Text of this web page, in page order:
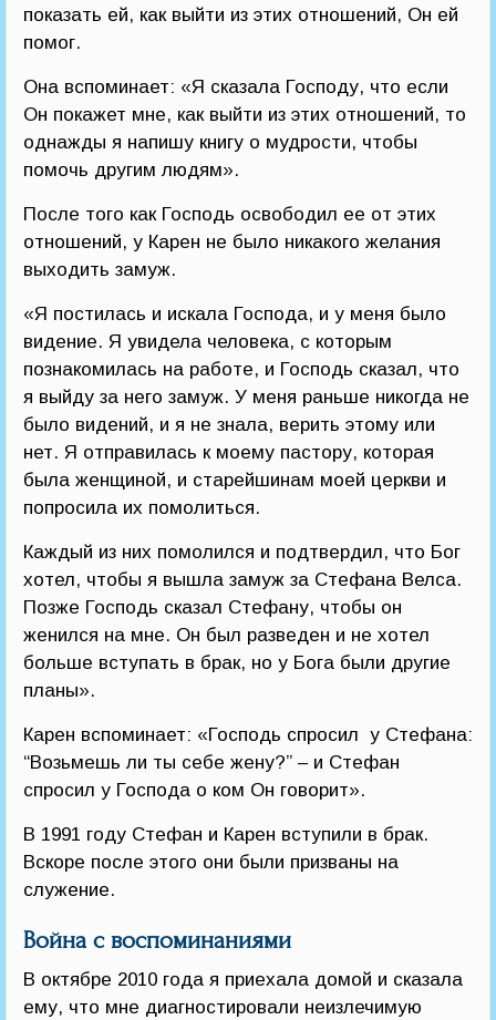
показать ей, как выйти из этих отношений, Он ей
помог.
Она вспоминает: «Я сказала Господу, что если
Он покажет мне, как выйти из этих отношений, то
однажды я напишу книгу о мудрости, чтобы
помочь другим людям».
После того как Господь освободил ее от этих
отношений, у Карен не было никакого желания
выходить замуж.
«Я постилась и искала Господа, и у меня было
видение. Я увидела человека, с которым
познакомилась на работе, и Господь сказал, что
я выйду за него замуж. У меня раньше никогда не
было видений, и я не знала, верить этому или
нет. Я отправилась к моему пастору, которая
была женщиной, и старейшинам моей церкви и
попросила их помолиться.
Каждый из них помолился и подтвердил, что Бог
хотел, чтобы я вышла замуж за Стефана Велса.
Позже Господь сказал Стефану, чтобы он
женился на мне. Он был разведен и не хотел
больше вступать в брак, но у Бога были другие
планы».
Карен вспоминает: «Господь спросил у Стефана:
“Возьмешь ли ты себе жену?” – и Стефан
спросил у Господа о ком Он говорит».
В 1991 году Стефан и Карен вступили в брак.
Вскоре после этого они были призваны на
служение.
Война с воспоминаниями
В октябре 2010 года я приехала домой и сказала
ему, что мне диагностировали неизлечимую